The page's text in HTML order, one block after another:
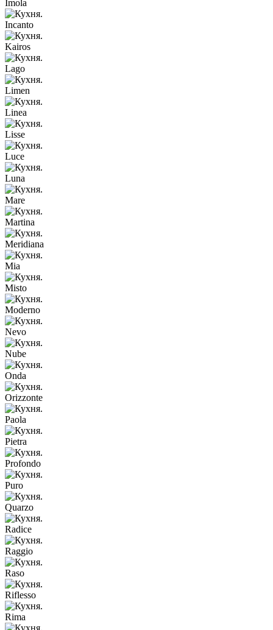
Imola
Incanto
Kairos
Lago
Limen
Linea
Lisse
Luce
Luna
Mare
Martina
Meridiana
Mia
Misto
Moderno
Nevo
Nube
Onda
Orizzonte
Paola
Pietra
Profondo
Puro
Quarzo
Radice
Raggio
Raso
Riflesso
Rima